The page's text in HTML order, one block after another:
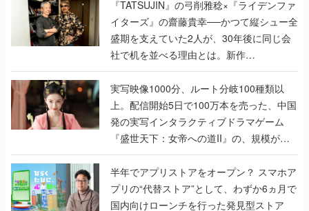
く
『TATSUJIN』の弓削雅稔×『ライデンファ
イターズ』の齋藤貴幸──かつて縦シュー全
盛期を支えていた2人が、30年後に同じ会
社で机を並べる理由とは。新作
『TATSUJIN EXTREME』で初タッグを組
んだレジェンド2人に訊く開発秘話
実写映像1000分、ルート分岐100種類以
上。配信開始5日で100万本を売った、中国
発の実写インタラクティブドラマゲーム
『盛世天下：女帝への道II』の、規模が違
うこだわりをプロデューサーに聞いた
半年でアプリストアをオープン？ スマホア
プリの“代替ストア”として、わずか6ヵ月で
国内向けローンチを行った発見型ストア